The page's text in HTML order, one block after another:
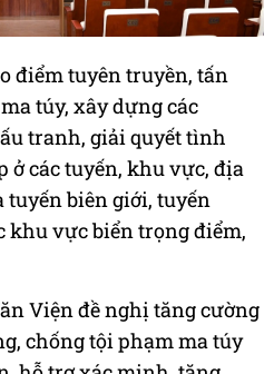
điểm tuyên truyền, tấn
túy, xây dựng các
tranh, giải quyết tình
các tuyến, khu vực, địa
biên giới, tuyến
khu vực biển trọng điểm,
Viện đề nghị tăng cường
chống tội phạm ma túy